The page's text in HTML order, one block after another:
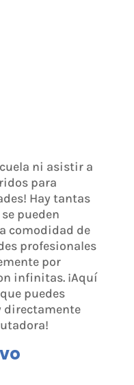
ni asistir a
para
Hay tantas
pueden
comodidad de
profesionales
por
infinitas. ¡Aquí
puedes
directamente